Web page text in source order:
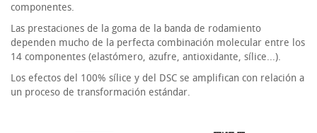
componentes.
Las prestaciones de la goma de la banda de rodamiento
dependen mucho de la perfecta combinación molecular entre los
14 componentes (elastómero, azufre, antioxidante, sílice...).
Los efectos del 100% sílice y del DSC se amplifican con relación a
un proceso de transformación estándar.